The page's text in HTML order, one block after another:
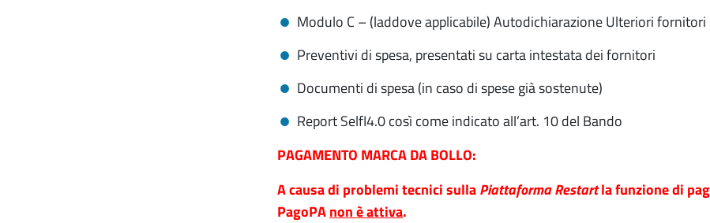
Modulo C – (laddove applicabile) Autodichiarazione Ulteriori fornitori
Preventivi di spesa, presentati su carta intestata dei fornitori
Documenti di spesa (in caso di spese già sostenute)
Report SelfI4.0 così come indicato all’art. 10 del Bando
PAGAMENTO MARCA DA BOLLO:
A causa di problemi tecnici sullaPiattaforma Restartla funzione di
PagoPAnon è attiva.